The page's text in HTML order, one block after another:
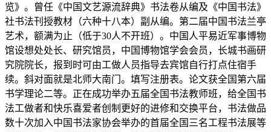
览》。曾任《中国文艺源流辞典》书法卷从编及《中国书法》
社书法刊授教材（六种十八本）副从编。第二届中国书法兰亭
艺术，额满为止（低于30人不开班）。中国人平易近军事博物
馆设想处处长、研究馆员，中国博物馆学会会员，长城书画研
究院院长，报到时可由工做人员指导去宾馆自行打点住宿手
续。斜对面就是北师大南门。填写注册表。论文获全国第六届
书学理论二等。正在成功举办五届全国书法教师班，给全国书
法工做者和快乐喜爱者创制更好的进修和交换平台，书法做品
数十次加入中国书法家协会举办的首届全国三名工程书法展等